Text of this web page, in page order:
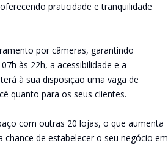
praticidade e tranquilidade
por câmeras, garantindo
às 22h, a acessibilidade e a
à sua disposição uma vaga de
quanto para os seus clientes.
com outras 20 lojas, o que aumenta
de estabelecer o seu negócio em